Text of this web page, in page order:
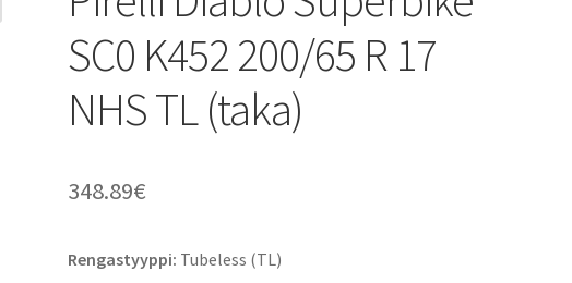
SC0 K452 200/65 R 17
NHS TL (taka)
348.89€
Rengastyyppi: Tubeless (TL)